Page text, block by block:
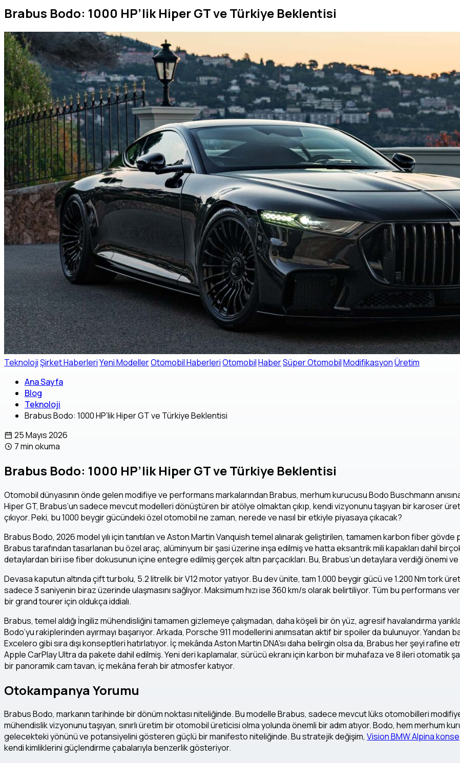
Brabus Bodo: 1000 HP’lik Hiper GT ve Türkiye Beklentisi
TeknolojiŞirket HaberleriYeni ModellerOtomobil HaberleriOtomobilHaberSüper OtomobilModifikasyonÜretim
Ana Sayfa
Blog
Teknoloji
Brabus Bodo: 1000 HP’lik Hiper GT ve Türkiye Beklentisi
25 Mayıs 2026
7 min okuma
Brabus Bodo: 1000 HP’lik Hiper GT ve Türkiye Beklentisi
Otomobil dünyasının önde gelen modifiye ve performans markalarından Brabus, merhum kurucusu Bodo Buschmann
Hiper GT, Brabus’un sadece mevcut modelleri dönüştüren bir atölye olmaktan çıkıp, kendi vizyonunu taşıyan bir karoser
çıkıyor. Peki, bu 1000 beygir gücündeki özel otomobil ne zaman, nerede ve nasıl bir etkiyle piyasaya çıkacak?
Brabus Bodo, 2026 model yılı için tanıtılan ve Aston Martin Vanquish temel alınarak geliştirilen, tamamen karbon fiber
Brabus tarafından tasarlanan bu özel araç, alüminyum bir şasi üzerine inşa edilmiş ve hatta eksantrik mili kapakları dahil
detaylardan biri ise fiber dokusunun içine entegre edilmiş gerçek altın parçacıkları. Bu, Brabus’un detaylara verdiği önemi ve
Devasa kaputun altında çift turbolu, 5.2 litrelik bir V12 motor yatıyor. Bu dev ünite, tam 1.000 beygir gücü ve 1.200 Nm tork
sadece 3 saniyenin biraz üzerinde ulaşmasını sağlıyor. Maksimum hızı ise 360 km/s olarak belirtiliyor. Tüm bu performans
bir grand tourer için oldukça iddialı.
Brabus, temel aldığı İngiliz mühendisliğini tamamen gizlemeye çalışmadan, daha köşeli bir ön yüz, agresif havalandırma
Bodo’yu rakiplerinden ayırmayı başarıyor. Arkada, Porsche 911 modellerini anımsatan aktif bir spoiler da bulunuyor. Yandan
Excelero gibi sıra dışı konseptleri hatırlatıyor. İç mekânda Aston Martin DNA’sı daha belirgin olsa da, Brabus her şeyi rafine
Apple CarPlay Ultra da pakete dahil edilmiş. Yeni deri kaplamalar, sürücü ekranı için karbon bir muhafaza ve 8 ileri otomatik
bir panoramik cam tavan, iç mekâna ferah bir atmosfer katıyor.
Otokampanya Yorumu
Brabus Bodo, markanın tarihinde bir dönüm noktası niteliğinde. Bu modelle Brabus, sadece mevcut lüks otomobilleri
mühendislik vizyonunu taşıyan, sınırlı üretim bir otomobil üreticisi olma yolunda önemli bir adım atıyor. Bodo, hem merhum
gelecekteki yönünü ve potansiyelini gösteren güçlü bir manifesto niteliğinde. Bu stratejik değişim, Vision BMW Alpina
kendi kimliklerini güçlendirme çabalarıyla benzerlik gösteriyor.